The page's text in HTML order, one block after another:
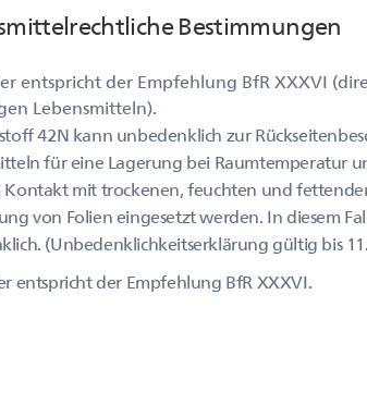
Bestimmungen
entspricht der Empfehlung BfR XXXVI
Lebensmitteln).
42N kann unbedenklich zur
für eine Lagerung bei Raumtemperatur
mit trockenen, feuchten und
von Folien eingesetzt werden. In diesem
(Unbedenklichkeitserklärung gültig bis
entspricht der Empfehlung BfR XXXVI.